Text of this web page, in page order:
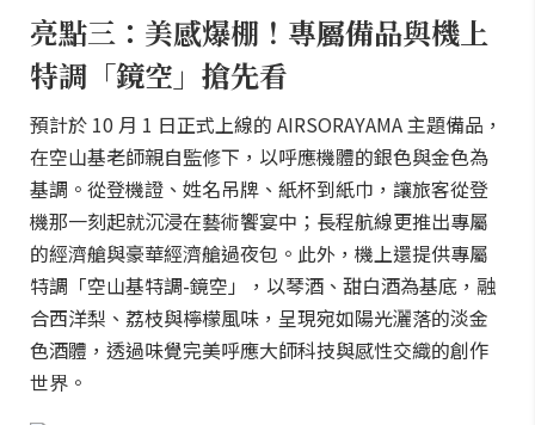
亮點三：美感爆棚！專屬備品與機上
特調「鏡空」搶先看
預計於 10 月 1 日正式上線的 AIRSORAYAMA 主題備品，
在空山基老師親自監修下，以呼應機體的銀色與金色為
基調。從登機證、姓名吊牌、紙杯到紙巾，讓旅客從登
機那一刻起就沉浸在藝術饗宴中；長程航線更推出專屬
的經濟艙與豪華經濟艙過夜包。此外，機上還提供專屬
特調「空山基特調-鏡空」，以琴酒、甜白酒為基底，融
合西洋梨、荔枝與檸檬風味，呈現宛如陽光灑落的淡金
色酒體，透過味覺完美呼應大師科技與感性交織的創作
世界。